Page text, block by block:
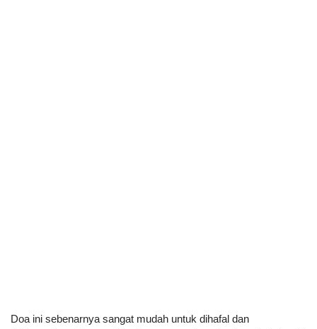
Doa ini sebenarnya sangat mudah untuk dihafal dan